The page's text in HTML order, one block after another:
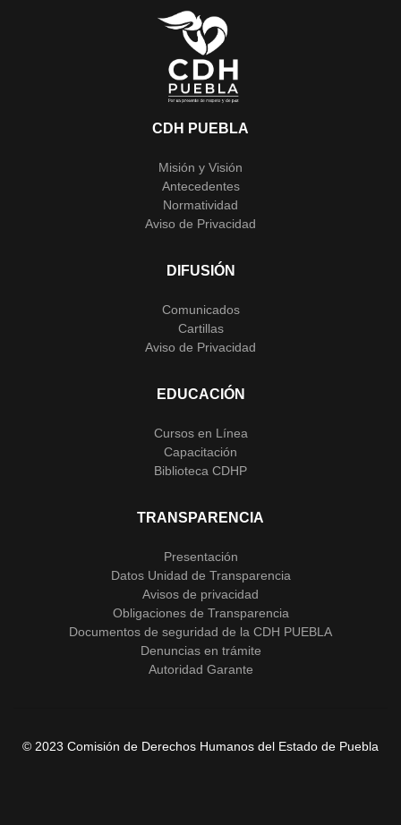
CDH PUEBLA
Misión y Visión
Antecedentes
Normatividad
Aviso de Privacidad
DIFUSIÓN
Comunicados
Cartillas
Aviso de Privacidad
EDUCACIÓN
Cursos en Línea
Capacitación
Biblioteca CDHP
TRANSPARENCIA
Presentación
Datos Unidad de Transparencia
Avisos de privacidad
Obligaciones de Transparencia
Documentos de seguridad de la CDH PUEBLA
Denuncias en trámite
Autoridad Garante
© 2023 Comisión de Derechos Humanos del Estado de Puebla